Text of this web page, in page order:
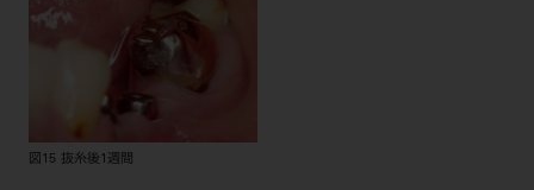
図15 抜糸後1週間